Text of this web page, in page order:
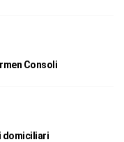
Consoli
domiciliari